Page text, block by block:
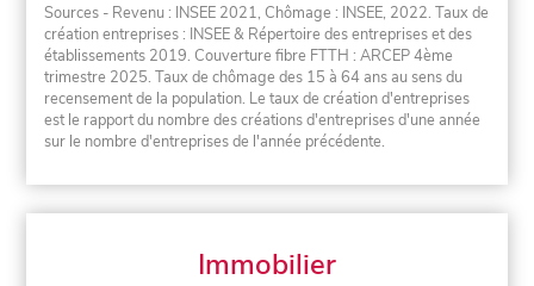
Sources - Revenu : INSEE 2021, Chômage : INSEE, 2022. Taux de
création entreprises : INSEE & Répertoire des entreprises et des
établissements 2019. Couverture fibre FTTH : ARCEP 4ème
trimestre 2025. Taux de chômage des 15 à 64 ans au sens du
recensement de la population. Le taux de création d'entreprises
est le rapport du nombre des créations d'entreprises d'une année
sur le nombre d'entreprises de l'année précédente.
Immobilier